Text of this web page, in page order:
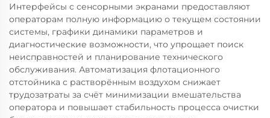
Интерфейсы с сенсорными экранами предоставляют
операторам полную информацию о текущем состоянии
системы, графики динамики параметров и
диагностические возможности, что упрощает поиск
неисправностей и планирование технического
обслуживания. Автоматизация флотационного
отстойника с растворённым воздухом снижает
трудозатраты за счёт минимизации вмешательства
оператора и повышает стабильность процесса очистки